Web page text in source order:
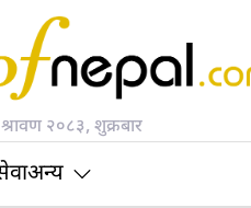
२०८३, शुक्रबार
अन्य